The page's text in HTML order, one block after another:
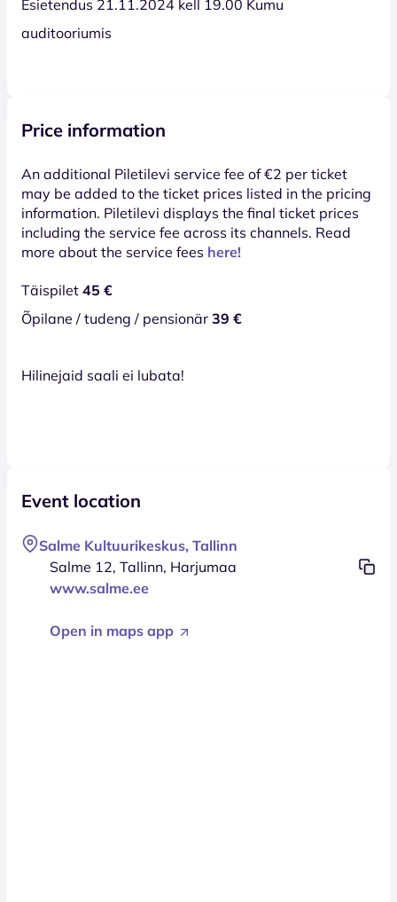
Esietendus 21.11.2024 kell 19.00 Kumu
auditooriumis
Price information
An additional Piletilevi service fee of €2 per ticket
may be added to the ticket prices listed in the pricing
information. Piletilevi displays the final ticket prices
including the service fee across its channels. Read
more about the service fees here!
Täispilet 45 €
Õpilane / tudeng / pensionär 39 €
Hilinejaid saali ei lubata!
Event location
Salme Kultuurikeskus, Tallinn
Salme 12, Tallinn, Harjumaa
www.salme.ee
Open in maps app